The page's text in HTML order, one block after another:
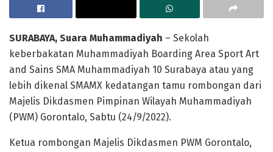
SURABAYA, Suara Muhammadiyah – Sekolah
keberbakatan Muhammadiyah Boarding Area Sport Art
and Sains SMA Muhammadiyah 10 Surabaya atau yang
lebih dikenal SMAMX kedatangan tamu rombongan dari
Majelis Dikdasmen Pimpinan Wilayah Muhammadiyah
(PWM) Gorontalo, Sabtu (24/9/2022).
Ketua rombongan Majelis Dikdasmen PWM Gorontalo,